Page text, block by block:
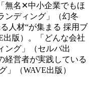
無名✕中小企業でもほ
ンディング」（幻冬
人材“が集まる 採用ブ
出版）。「どんな会社
ング」（セルバ出
経営者が実践している
」（WAVE出版）